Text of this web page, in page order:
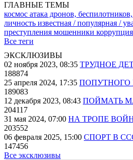
ГЛАВНЫЕ ТЕМЫ
космос атака дронов,
личность известная / популярная /
преступления мошенники коррупция
Все теги
ЭКСКЛЮЗИВЫ
02 ноября 2023, 08:35 ТРУДНОЕ
188874
25 апреля 2024, 17:35 ПОПУТНОГО
189083
12 декабря 2023, 08:43 ПОЙМАТЬ
204117
31 мая 2024, 07:00 НА ТРОПЕ
203552
06 февраля 2025, 15:00 СПОРТ В
147456
Все эксклюзивы